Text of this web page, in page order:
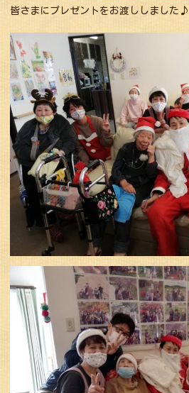
皆さまにプレゼントをお渡ししました♪